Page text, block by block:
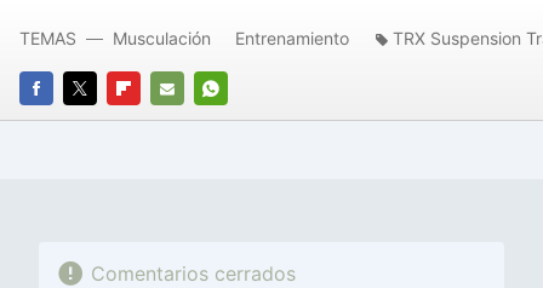
FACEBOOK
TWITTERFLIPBOARD
E-
WHATSAPP
TEMAS Musculación Entrenamiento TRX Suspension
Comentarios cerrados